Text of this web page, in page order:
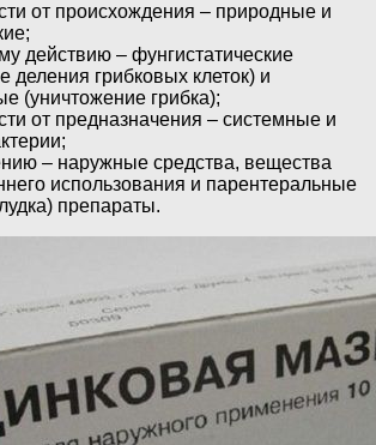
от происхождения – природные и
действию – фунгистатические
деления грибковых клеток) и
(уничтожение грибка);
от предназначения – системные и
– наружные средства, вещества
использования и парентеральные
препараты.